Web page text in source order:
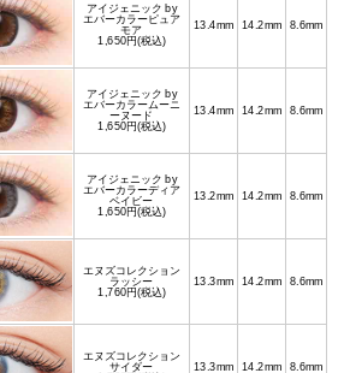
アイジェニック by
エバーカラーピュア
モア
1,650円(税込)
13.4mm 14.2mm 8.6mm
アイジェニック by
エバーカラームーニ
ーヌード
1,650円(税込)
13.4mm 14.2mm 8.6mm
アイジェニック by
エバーカラーディア
ベイビー
1,650円(税込)
13.2mm 14.2mm 8.6mm
エヌズコレクション
ラッシー
1,760円(税込)
13.3mm 14.2mm 8.6mm
エヌズコレクション
サイダー
13.3mm 14.2mm 8.6mm